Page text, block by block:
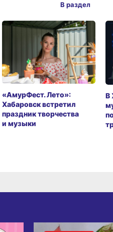
«АмурФест. Лето»:
Хабаровск встретил
праздник творчества
и музыки
В
В раздел